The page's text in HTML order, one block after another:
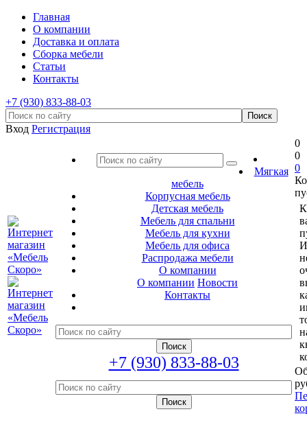
Главная
О компании
Доставка и оплата
Сборка мебели
Статьи
Контакты
+7 (930) 833-88-03
Вход Регистрация
Мягкая
мебель
Корпусная мебель
Детская мебель
Мебель для спальни
Мебель для кухни
Мебель для офиса
Распродажа мебели
О компании
О компании Новости
Контакты
+7 (930) 833-88-03
0
0
0